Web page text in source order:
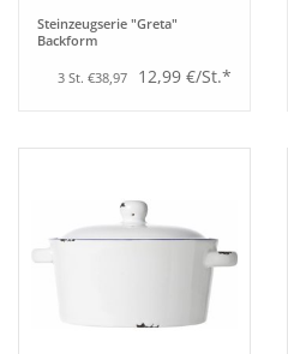
Einrichtung
Berufsbekleidung
Steinzeugserie "Greta"
Backform
3 St. €38,97 12,99 €/St.*